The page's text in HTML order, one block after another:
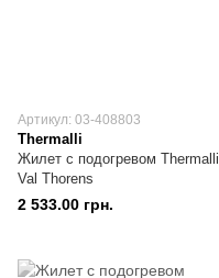
Артикул: 03-408803
Thermalli
Жилет с подогревом Thermalli
Val Thorens
2 533.00 грн.